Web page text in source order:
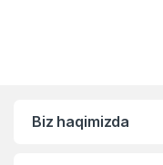
Biz haqimizda